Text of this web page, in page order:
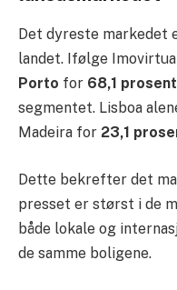
Det dyreste markedet
landet. Ifølge
Porto for 68,1 prosent
segmentet. Lisboa
Madeira for 23,1
Dette bekrefter det
presset er størst i de
både lokale og
de samme boligene.